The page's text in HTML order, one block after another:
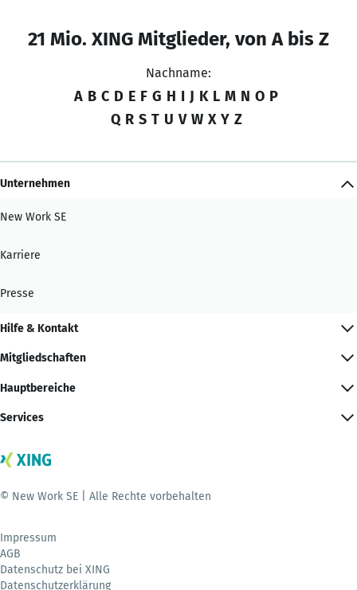
21 Mio. XING Mitglieder, von A bis Z
Nachname:
A B C D E F G H I J K L M N O P
Q R S T U V W X Y Z
Unternehmen
New Work SE
Karriere
Presse
Hilfe & Kontakt
Mitgliedschaften
Hauptbereiche
Services
© New Work SE | Alle Rechte vorbehalten
Impressum
AGB
Datenschutz bei XING
Datenschutzerklärung